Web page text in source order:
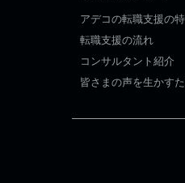
アデコの転職支援の
転職支援の流れ
コンサルタント紹介
皆さまの声を生かす